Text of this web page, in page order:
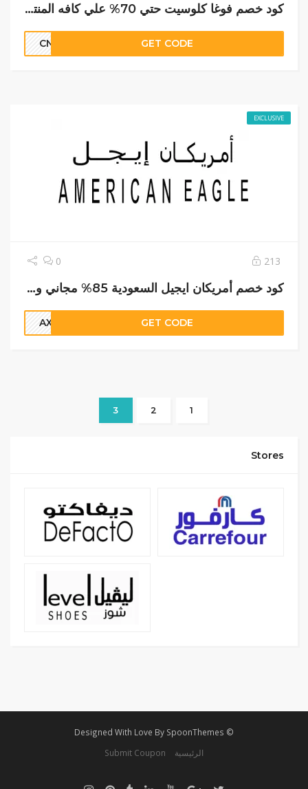
كود خصم فوغا كلوسيت حتي 70% علي كافه المنتجات
GET CODE
EXCLUSIVE
213
0
كود خصم أمريكان ايجيل السعودية 85% مجاني وحصري
GET CODE
1
2
3
Stores
© Designed With Love By SpoonThemes
الرئيسية
Submit Coupon